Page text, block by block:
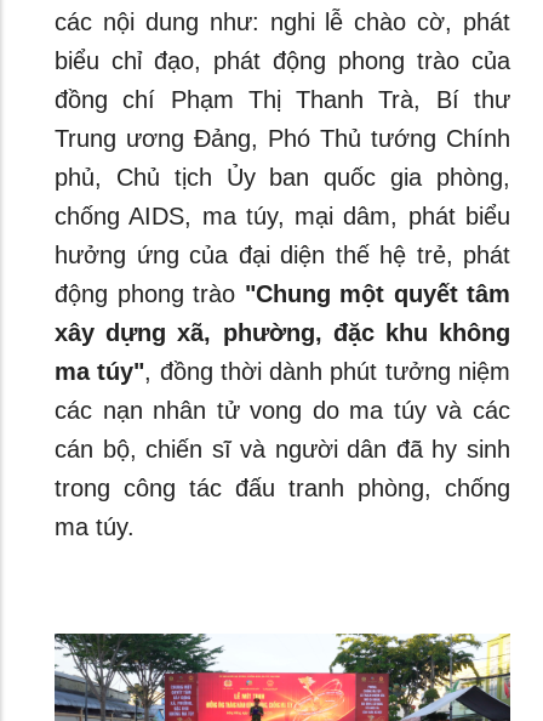
các nội dung như: nghi lễ chào cờ, phát
biểu chỉ đạo, phát động phong trào của
đồng chí Phạm Thị Thanh Trà, Bí thư
Trung ương Đảng, Phó Thủ tướng Chính
phủ, Chủ tịch Ủy ban quốc gia phòng,
chống AIDS, ma túy, mại dâm, phát biểu
hưởng ứng của đại diện thế hệ trẻ, phát
động phong trào "Chung một quyết tâm
xây dựng xã, phường, đặc khu không
ma túy", đồng thời dành phút tưởng niệm
các nạn nhân tử vong do ma túy và các
cán bộ, chiến sĩ và người dân đã hy sinh
trong công tác đấu tranh phòng, chống
ma túy.